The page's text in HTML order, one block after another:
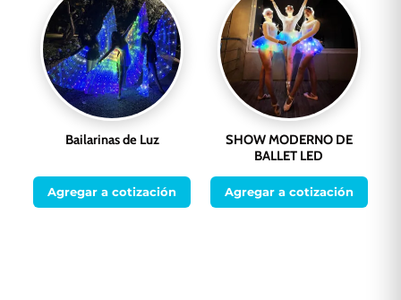
Bailarinas de Luz
Agregar a cotización
SHOW MODERNO DE
BALLET LED
Agregar a cotización